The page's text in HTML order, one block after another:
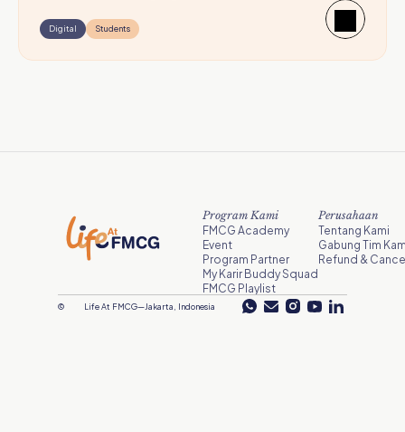
Digital Students
Program Kami
FMCG Academy
Event
Program Partner
My Karir Buddy Squad
FMCG Playlist
Perusahaan
Tentang Kami
Gabung Tim
Refund &
© Life At FMCG—Jakarta, Indonesia